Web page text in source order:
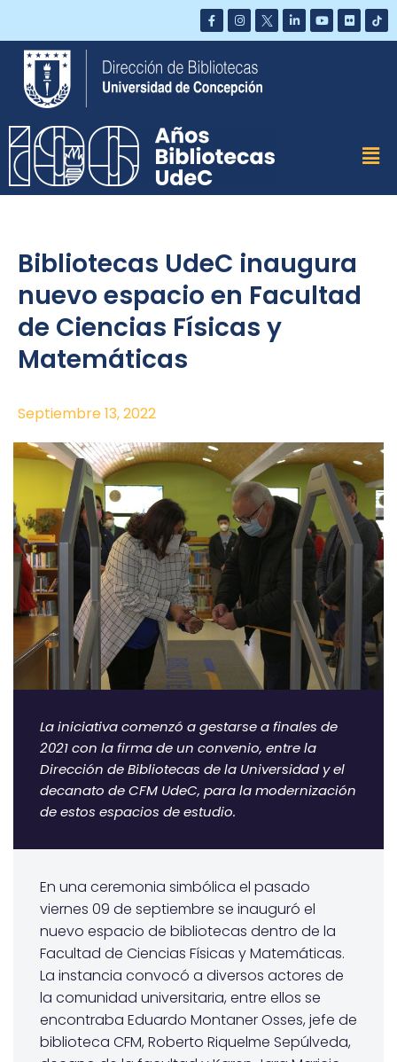
Saltar
contenido
Bibliotecas UdeC inaugura
nuevo espacio en Facultad
de Ciencias Físicas y
Matemáticas
Septiembre 13, 2022
La iniciativa comenzó a gestarse a finales de
2021 con la firma de un convenio, entre la
Dirección de Bibliotecas de la Universidad y el
decanato de CFM UdeC, para la modernización
de estos espacios de estudio.
En una ceremonia simbólica el pasado
viernes 09 de septiembre se inauguró el
nuevo espacio de bibliotecas dentro de la
Facultad de Ciencias Físicas y Matemáticas.
La instancia convocó a diversos actores de
la comunidad universitaria, entre ellos se
encontraba Eduardo Montaner Osses, jefe de
biblioteca CFM, Roberto Riquelme Sepúlveda,